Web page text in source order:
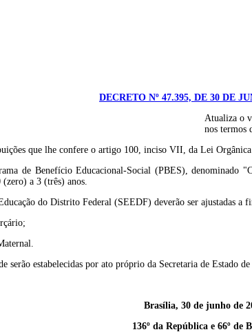
DECRETO Nº 47.395, DE 30 DE
Atualiza o
nos termos
que lhe confere o artigo 100, inciso VII, da Lei
de Benefício Educacional-Social (PBES), denominado
(zero) a 3 (três) anos.
do Distrito Federal (SEEDF) deverão ser ajustadas a
serão estabelecidas por ato próprio da Secretaria de Estado
Brasília, 30 de junho de
136º da República e 66º de